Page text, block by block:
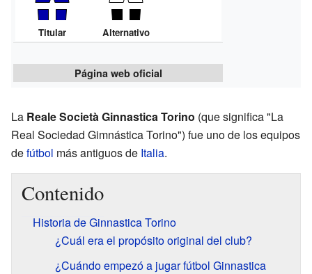
Titular Alternativo
Página web oficial
La Reale Società Ginnastica Torino (que significa "La
Real Sociedad Gimnástica Torino") fue uno de los equipos
defútbol más antiguos de Italia.
Contenido
Historia de Ginnastica Torino
¿Cuál era el propósito original del club?
¿Cuándo empezó a jugar fútbol Ginnastica